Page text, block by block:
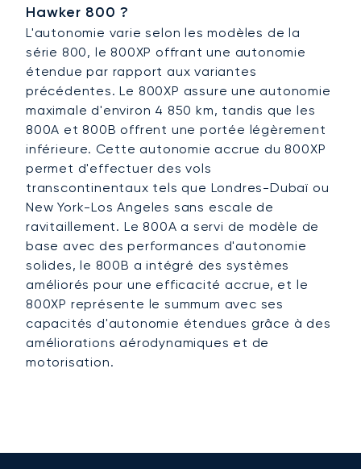
Hawker 800 ?
L'autonomie varie selon les modèles de la
série 800, le 800XP offrant une autonomie
étendue par rapport aux variantes
précédentes. Le 800XP assure une autonomie
maximale d'environ 4 850 km, tandis que les
800A et 800B offrent une portée légèrement
inférieure. Cette autonomie accrue du 800XP
permet d'effectuer des vols
transcontinentaux tels que Londres-Dubaï ou
New York-Los Angeles sans escale de
ravitaillement. Le 800A a servi de modèle de
base avec des performances d'autonomie
solides, le 800B a intégré des systèmes
améliorés pour une efficacité accrue, et le
800XP représente le summum avec ses
capacités d'autonomie étendues grâce à des
améliorations aérodynamiques et de
motorisation.